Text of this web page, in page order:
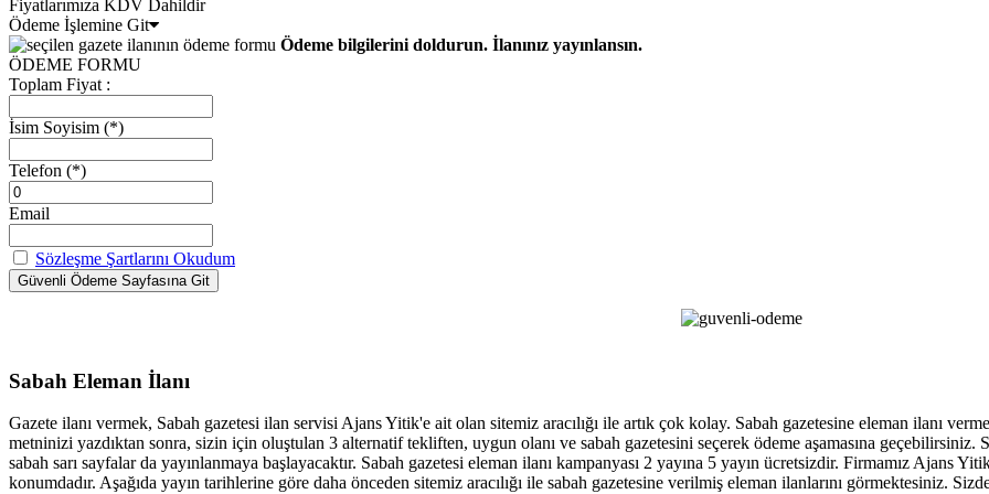
Fiyatlarımıza KDV Dahildir
Ödeme İşlemine Git
Ödeme bilgilerini doldurun. İlanınız yayınlansın.
ÖDEME FORMU
Toplam Fiyat :
İsim Soyisim (*)
Telefon (*)
Email
Sözleşme Şartlarını Okudum
Sabah Eleman İlanı
Gazete ilanı vermek, Sabah gazetesi ilan servisi Ajans Yitik'e ait olan sitemiz aracılığı ile artık çok kolay. Sabah gazetesine eleman ilanı
metninizi yazdıktan sonra, sizin için oluştulan 3 alternatif tekliften, uygun olanı ve sabah gazetesini seçerek ödeme aşamasına
sabah sarı sayfalar da yayınlanmaya başlayacaktır. Sabah gazetesi eleman ilanı kampanyası 2 yayına 5 yayın ücretsizdir. Firmamız Ajans
konumdadır. Aşağıda yayın tarihlerine göre daha önceden sitemiz aracılığı ile sabah gazetesine verilmiş eleman ilanlarını görmektesiniz.